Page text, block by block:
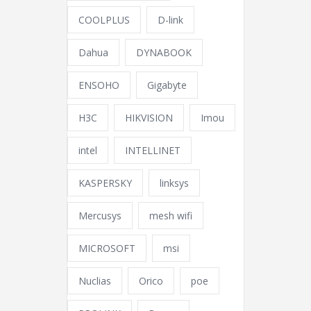
COOLPLUS D-link
Dahua DYNABOOK
ENSOHO Gigabyte
H3C HIKVISION Imou
intel INTELLINET
KASPERSKY linksys
Mercusys mesh wifi
MICROSOFT msi
Nuclias Orico poe